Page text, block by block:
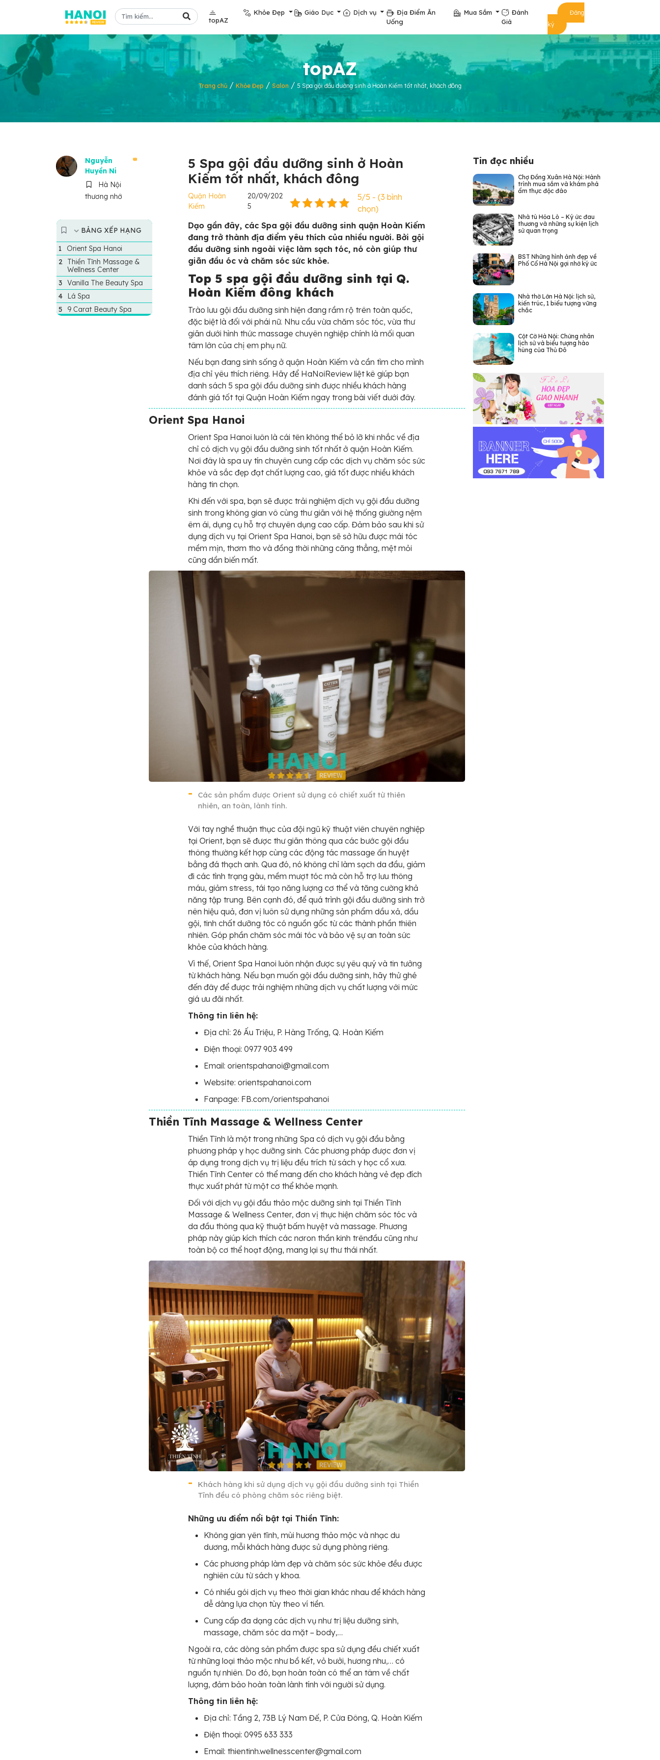
topAZ
Khỏe Đẹp Giáo Dục Dịch vụ
Địa Điểm Ăn
Uống
Mua Sắm
Đánh
Giá
Đăng
ký
topAZ
Trang chủ / Khỏe Đẹp / Salon / 5 Spa gội đầu dưỡng sinh ở Hoàn Kiếm tốt nhất, khách đông
Nguyễn
Huyền Ni
Hà Nội
thương nhớ
5 Spa gội đầu dưỡng sinh ở Hoàn
Kiếm tốt nhất, khách đông
Quận Hoàn
Kiếm
20/09/202
5
5/5 - (3 bình
chọn)
BẢNG XẾP HẠNG
Orient Spa Hanoi
Thiền Tĩnh Massage &
Wellness Center
Vanilla The Beauty Spa
Lá Spa
9 Carat Beauty Spa
Dạo gần đây, các Spa gội đầu dưỡng sinh quận Hoàn Kiếm
đang trở thành địa điểm yêu thích của nhiều người. Bởi gội
đầu dưỡng sinh ngoài việc làm sạch tóc, nó còn giúp thư
giãn đầu óc và chăm sóc sức khỏe.
Top 5 spa gội đầu dưỡng sinh tại Q.
Hoàn Kiếm đông khách
Trào lưu gội đầu dưỡng sinh hiện đang rầm rộ trên toàn quốc,
đặc biệt là đối với phái nữ. Nhu cầu vừa chăm sóc tóc, vừa thư
giãn dưới hình thức massage chuyên nghiệp chính là mối quan
tâm lớn của chị em phụ nữ.
Nếu bạn đang sinh sống ở quận Hoàn Kiếm và cần tìm cho mình
địa chỉ yêu thích riêng. Hãy để HaNoiReview liệt kê giúp bạn
danh sách 5 spa gội đầu dưỡng sinh được nhiều khách hàng
đánh giá tốt tại Quận Hoàn Kiếm ngay trong bài viết dưới đây.
Orient Spa Hanoi
Orient Spa Hanoi luôn là cái tên không thể bỏ lỡ khi nhắc về địa
chỉ có dịch vụ gội đầu dưỡng sinh tốt nhất ở quận Hoàn Kiếm.
Nơi đây là spa uy tín chuyên cung cấp các dịch vụ chăm sóc sức
khỏe và sắc đẹp đạt chất lượng cao, giá tốt được nhiều khách
hàng tin chọn.
Khi đến với spa, bạn sẽ được trải nghiệm dịch vụ gội đầu dưỡng
sinh trong không gian vô cùng thư giãn với hệ thống giường nệm
êm ái, dụng cụ hỗ trợ chuyên dụng cao cấp. Đảm bảo sau khi sử
dụng dịch vụ tại Orient Spa Hanoi, bạn sẽ sở hữu được mái tóc
mềm mịn, thơm tho và đồng thời những căng thẳng, mệt mỏi
cũng dần biến mất.
Các sản phẩm được Orient sử dụng có chiết xuất từ thiên
nhiên, an toàn, lành tính.
Với tay nghề thuận thục của đội ngũ kỹ thuật viên chuyên nghiệp
tại Orient, bạn sẽ được thư giãn thông qua các bước gội đầu
thông thường kết hợp cùng các động tác massage ấn huyệt
bằng đá thạch anh. Qua đó, nó không chỉ làm sạch da đầu, giảm
đi các tình trạng gàu, mềm mượt tóc mà còn hỗ trợ lưu thông
máu, giảm stress, tái tạo năng lượng cơ thể và tăng cường khả
năng tập trung. Bên cạnh đó, để quá trình gội đầu dưỡng sinh trở
nên hiệu quả, đơn vị luôn sử dụng những sản phẩm dầu xả, dầu
gội, tinh chất dưỡng tóc có nguồn gốc từ các thành phần thiên
nhiên. Góp phần chăm sóc mái tóc và bảo vệ sự an toàn sức
khỏe của khách hàng.
Vì thế, Orient Spa Hanoi luôn nhận được sự yêu quý và tin tưởng
từ khách hàng. Nếu bạn muốn gội đầu dưỡng sinh, hãy thử ghé
đến đây để được trải nghiệm những dịch vụ chất lượng với mức
giá ưu đãi nhất.
Thông tin liên hệ:
Địa chỉ: 26 Ấu Triệu, P. Hàng Trống, Q. Hoàn Kiếm
Điện thoại: 0977 903 499
Email: orientspahanoi@gmail.com
Website: orientspahanoi.com
Fanpage: FB.com/orientspahanoi
Thiền Tĩnh Massage & Wellness Center
Thiền Tĩnh là một trong những Spa có dịch vụ gội đầu bằng
phương pháp y học dưỡng sinh. Các phương pháp được đơn vị
áp dụng trong dịch vụ trị liệu đều trích từ sách y học cổ xưa.
Thiền Tĩnh Center có thể mang đến cho khách hàng vẻ đẹp đích
thực xuất phát từ một cơ thể khỏe mạnh.
Đối với dịch vụ gội đầu thảo mộc dưỡng sinh tại Thiền Tĩnh
Massage & Wellness Center, đơn vị thực hiện chăm sóc tóc và
da đầu thông qua kỹ thuật bấm huyệt và massage. Phương
pháp này giúp kích thích các nơron thần kinh trênđầu cũng như
toàn bộ cơ thể hoạt động, mang lại sự thư thái nhất.
Khách hàng khi sử dụng dịch vụ gội đầu dưỡng sinh tại Thiền
Tĩnh đều có phòng chăm sóc riêng biệt.
Những ưu điểm nổi bật tại Thiền Tĩnh:
Không gian yên tĩnh, mùi hương thảo mộc và nhạc du
dương, mỗi khách hàng được sử dụng phòng riêng.
Các phương pháp làm đẹp và chăm sóc sức khỏe đều được
nghiên cứu từ sách y khoa.
Có nhiều gói dịch vụ theo thời gian khác nhau để khách hàng
dễ dàng lựa chọn tùy theo ví tiền.
Cung cấp đa dạng các dịch vụ như trị liệu dưỡng sinh,
massage, chăm sóc da mặt – body,…
Ngoài ra, các dòng sản phẩm được spa sử dụng đều chiết xuất
từ những loại thảo mộc như bồ kết, vỏ bưởi, hương nhu,… có
nguồn tự nhiên. Do đó, bạn hoàn toàn có thể an tâm về chất
lượng, đảm bảo hoàn toàn lành tính với người sử dụng.
Thông tin liên hệ:
Địa chỉ: Tầng 2, 73B Lý Nam Đế, P. Cửa Đông, Q. Hoàn Kiếm
Điện thoại: 0995 633 333
Email: thientinh.wellnesscenter@gmail.com
Tin đọc nhiều
Chợ Đồng Xuân Hà Nội: Hành
trình mua sắm và khám phá
ẩm thực độc đáo
Nhà tù Hỏa Lò – Ký ức đau
thương và những sự kiện lịch
sử quan trọng
BST Những hình ảnh đẹp về
Phố Cổ Hà Nội gợi nhớ ký ức
Nhà thờ Lớn Hà Nội: lịch sử,
kiến trúc, 1 biểu tượng vững
chắc
Cột Cờ Hà Nội: Chứng nhân
lịch sử và biểu tượng hào
hùng của Thủ Đô